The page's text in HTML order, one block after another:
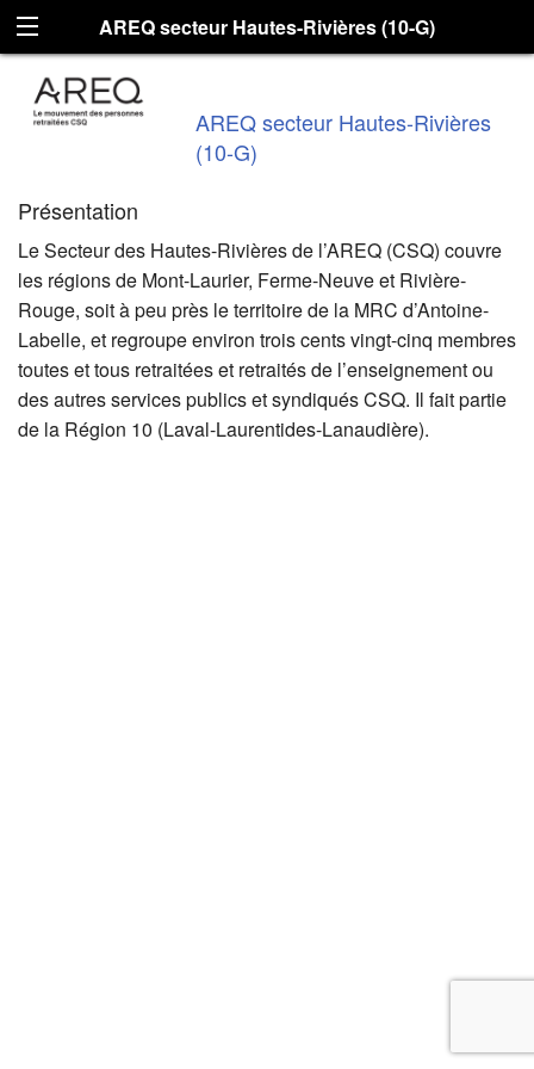
AREQ secteur Hautes-Rivières (10-G)
AREQ secteur Hautes-Rivières
(10-G)
Présentation
Le Secteur des Hautes-Rivières de l’AREQ (CSQ) couvre
les régions de Mont-Laurier, Ferme-Neuve et Rivière-
Rouge, soit à peu près le territoire de la MRC d’Antoine-
Labelle, et regroupe environ trois cents vingt-cinq membres
toutes et tous retraitées et retraités de l’enseignement ou
des autres services publics et syndiqués CSQ. Il fait partie
de la Région 10 (Laval-Laurentides-Lanaudière).